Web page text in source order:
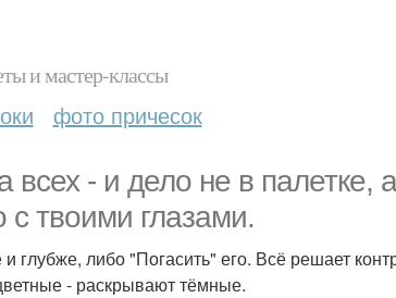
и мастер-классы
фото причесок
- и дело не в палетке,
с твоими глазами.
глубже, либо "Погасить" его. Всё решает
- раскрывают тёмные.